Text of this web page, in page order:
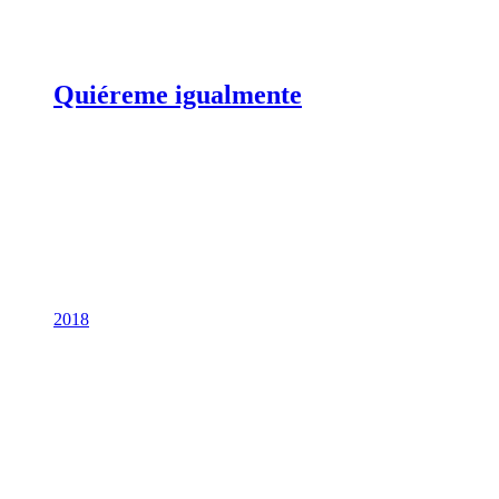
Quiéreme igualmente
2018